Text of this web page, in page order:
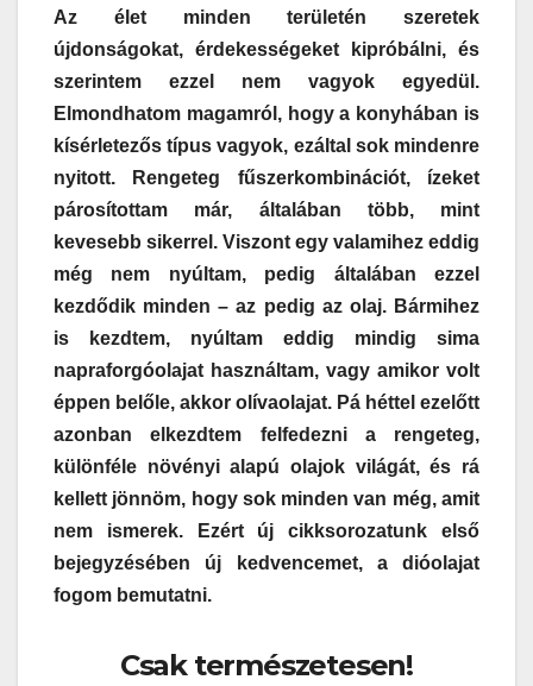
Az élet minden területén szeretek
újdonságokat, érdekességeket kipróbálni, és
szerintem ezzel nem vagyok egyedül.
Elmondhatom magamról, hogy a konyhában is
kísérletezős típus vagyok, ezáltal sok mindenre
nyitott. Rengeteg fűszerkombinációt, ízeket
párosítottam már, általában több, mint
kevesebb sikerrel. Viszont egy valamihez eddig
még nem nyúltam, pedig általában ezzel
kezdődik minden – az pedig az olaj. Bármihez
is kezdtem, nyúltam eddig mindig sima
napraforgóolajat használtam, vagy amikor volt
éppen belőle, akkor olívaolajat. Pá héttel ezelőtt
azonban elkezdtem felfedezni a rengeteg,
különféle növényi alapú olajok világát, és rá
kellett jönnöm, hogy sok minden van még, amit
nem ismerek. Ezért új cikksorozatunk első
bejegyzésében új kedvencemet, a dióolajat
fogom bemutatni.
Csak természetesen!